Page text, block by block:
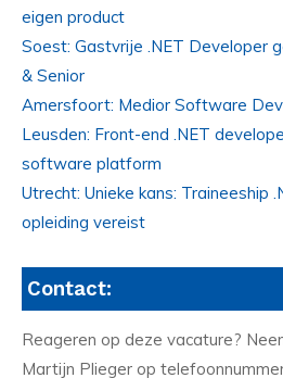
eigen product
Soest: Gastvrije .NET Developer
& Senior
Amersfoort: Medior Software
Leusden: Front-end .NET
software platform
Utrecht: Unieke kans: Traineeship
opleiding vereist
Contact:
Reageren op deze vacature?
Martijn Plieger op